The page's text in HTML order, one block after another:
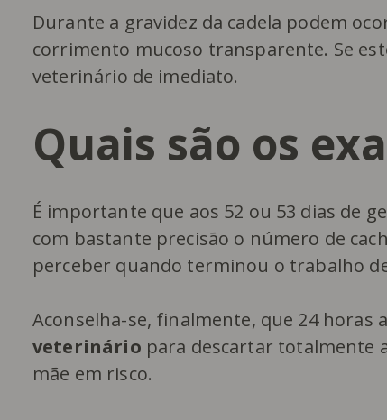
Durante a gravidez da cadela podem
corrimento mucoso transparente. Se
veterinário de imediato.
Quais são os
É importante que aos 52 ou 53 dias de
com bastante precisão o número de
perceber quando terminou o trabalho
Aconselha-se, finalmente, que 24 horas
veterinário para descartar totalmente
mãe em risco.